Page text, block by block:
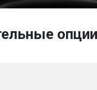
опции